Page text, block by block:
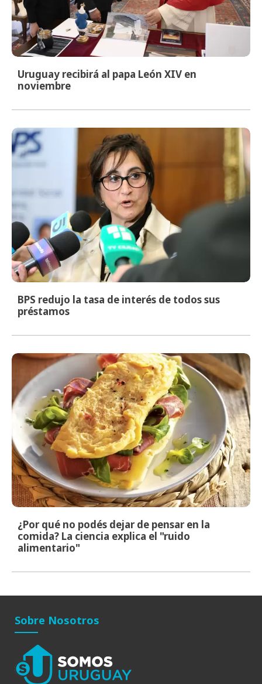
Uruguay recibirá al papa León XIV en
noviembre
BPS redujo la tasa de interés de todos sus
préstamos
¿Por qué no podés dejar de pensar en la
comida? La ciencia explica el "ruido
alimentario"
Sobre Nosotros